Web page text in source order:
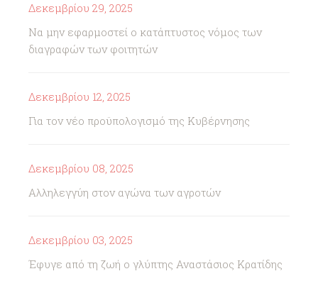
Δεκεμβρίου 29, 2025
Να μην εφαρμοστεί ο κατάπτυστος νόμος των
διαγραφών των φοιτητών
Δεκεμβρίου 12, 2025
Για τον νέο προϋπολογισμό της Κυβέρνησης
Δεκεμβρίου 08, 2025
Αλληλεγγύη στον αγώνα των αγροτών
Δεκεμβρίου 03, 2025
Έφυγε από τη ζωή ο γλύπτης Αναστάσιος Κρατίδης